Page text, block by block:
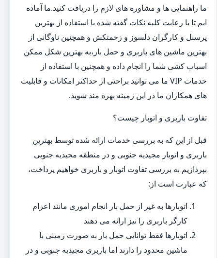
ما راهنمایی ها و مشاوره های لازم را دریافت کنید.ما آماده
ایم تا با رعایت کلیه نکات گفته شده با استفاده از بهترین
پرسنل و کارگران دلسوز و زحمتکش و همچنین ناوگانی از
بهترین ماشین های باربری و حمل بار،به بهترین شکل ممکن
اسباب کشی شما را انجام داده و همچنین با استفاده از
خدمات VIP ما می توانید براحتی از حداکثر امکانات و قابلیت
های همکاران ما در این زمینه بهره مند شوید.
تفاوت باربری و اتوبار چیست؟
قبل از این که به بررسی خدمات ارائه شده توسط بهترین
باربری و اتوبار مجیدیه جنوبی و در منطقه مجیدیه جنوبی
بپردازیم به بررسی تفاوت اتوبار و باربری خواهیم پرداخت،
که عبارت است از:
اتوبارها به غیر از حمل بار انجام اموری مانند اعزام
کارگر باربری را نیز ارائه می دهند
اتوبارها فقط توانایی حمل بار به صورت زمینی با
ماشین محدود را دارند اما باربری مجیدیه جنوبی و در